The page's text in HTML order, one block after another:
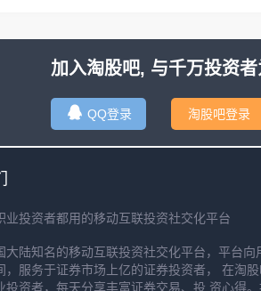
底的时候就已经知道目标高度，
加入淘股吧, 与千万投资
QQ登录 淘股吧登录
业投资者都用的移动互联投资社交化平台
大陆知名的移动互联投资社交化平台，平台向
，服务于证券市场上亿的证券投资者， 在淘
投资者，每天分享丰富证券交易、投 资心得